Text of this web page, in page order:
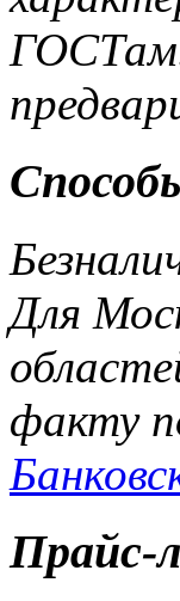
Для
факту
Прайс-